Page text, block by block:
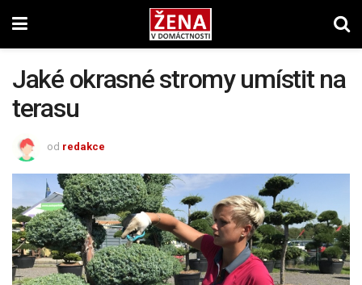
Jaké okrasné stromy umístit na
terasu
od redakce